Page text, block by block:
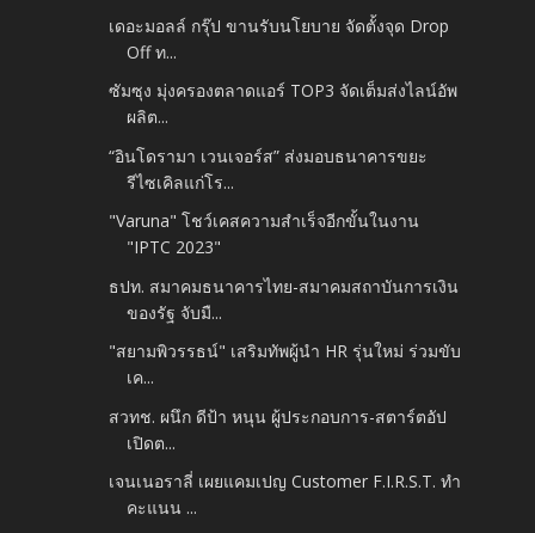
เดอะมอลล์ กรุ๊ป ขานรับนโยบาย จัดตั้งจุด Drop
Off ท...
ซัมซุง มุ่งครองตลาดแอร์ TOP3 จัดเต็มส่งไลน์อัพ
ผลิต...
“อินโดรามา เวนเจอร์ส” ส่งมอบธนาคารขยะ
รีไซเคิลแก่โร...
"Varuna" โชว์เคสความสำเร็จอีกขั้นในงาน
"IPTC 2023"
ธปท. สมาคมธนาคารไทย-สมาคมสถาบันการเงิน
ของรัฐ จับมื...
"สยามพิวรรธน์" เสริมทัพผู้นำ HR รุ่นใหม่ ร่วมขับ
เค...
สวทช. ผนึก ดีป้า หนุน ผู้ประกอบการ-สตาร์ตอัป
เปิดต...
เจนเนอราลี่ เผยแคมเปญ Customer F.I.R.S.T. ทำ
คะแนน ...